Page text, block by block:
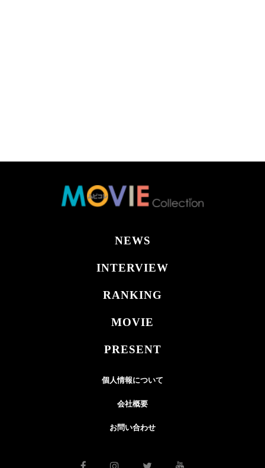
NEWS
INTERVIEW
RANKING
MOVIE
PRESENT
個人情報について
会社概要
お問い合わせ